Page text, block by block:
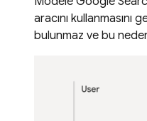
aracını
bulunmaz ve bu